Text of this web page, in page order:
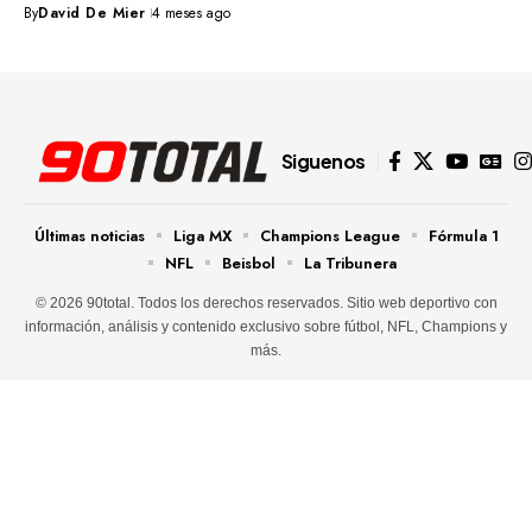
ByDavid De Mier 4 meses ago
Siguenos
© 2026 90total. Todos los derechos reservados. Sitio web deportivo con
información, análisis y contenido exclusivo sobre fútbol, NFL, Champions y
más.
Últimas noticias Liga MX Champions League
Fórmula 1
NFL
Beisbol La Tribunera